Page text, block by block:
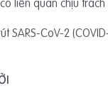
CoV-2